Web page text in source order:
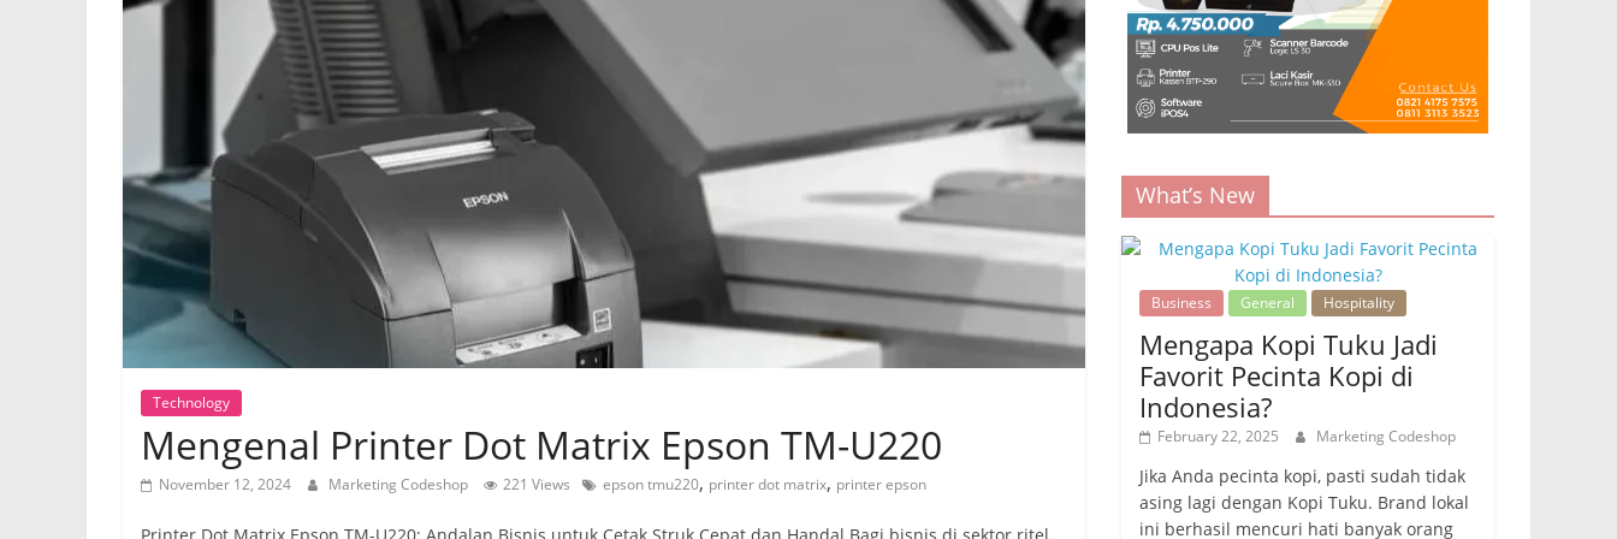
Technology
Mengenal Printer Dot Matrix Epson TM-U220
November 12, 2024 Marketing Codeshop 221 Views epson tmu220, printer dot matrix, printer epson
What’s New
Business General Hospitality
Mengapa Kopi Tuku Jadi
Favorit Pecinta Kopi di
Indonesia?
February 22, 2025 Marketing Codeshop
Jika Anda pecinta kopi, pasti sudah tidak
asing lagi dengan Kopi Tuku. Brand lokal
ini berhasil mencuri hati banyak orang